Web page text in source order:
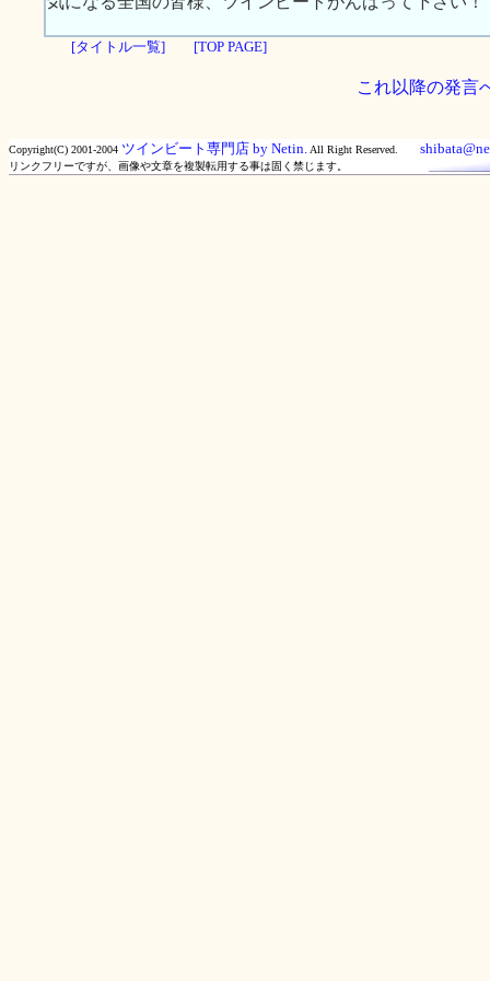
[タイトル一覧] [TOP PAGE]
これ以降の発言
Copyright(C) 2001-2004 ツインビート専門店 by Netin. All Right Reserved.
リンクフリーですが、画像や文章を複製転用する事は固く禁じます。